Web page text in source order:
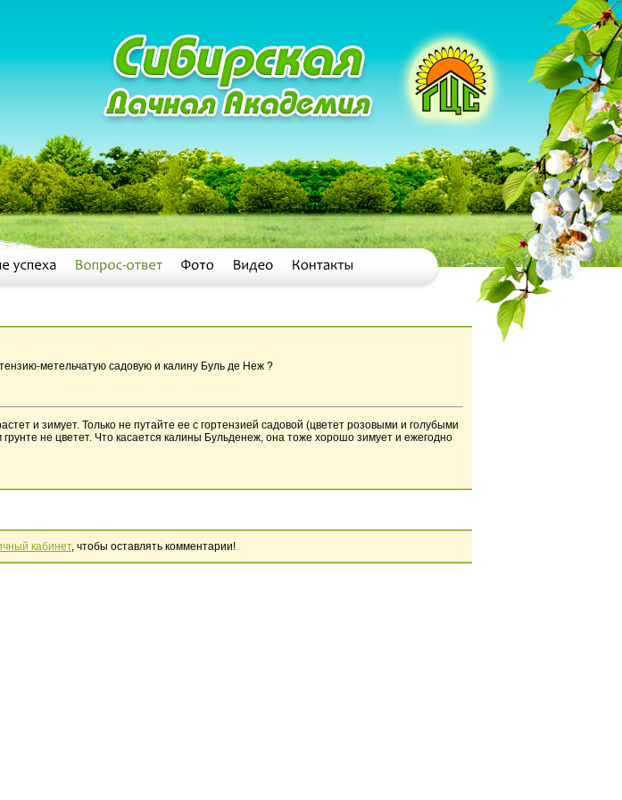
метельчатую садовую и калину Буль де Неж ?
и зимует. Только не путайте ее с гортензией садовой (цветет розовыми и голубыми
не цветет. Что касается калины Бульденеж, она тоже хорошо зимует и ежегодно
кабинет, чтобы оставлять комментарии!